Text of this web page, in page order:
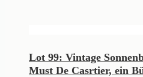
Lot 99: Vintage
Must De Casrtier, ein